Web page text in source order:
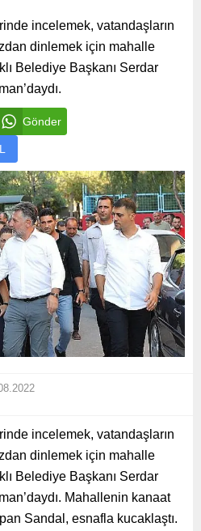
incelemek, vatandaşların
dinlemek için mahalle
Belediye Başkanı Serdar
Gönder
incelemek, vatandaşların
dinlemek için mahalle
Belediye Başkanı Serdar
Mahallenin kanaat
Sandal, esnafla kucaklaştı.